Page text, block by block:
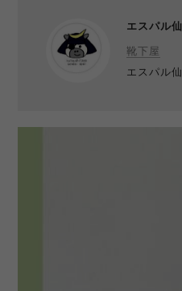
エスパル
靴下屋
エスパル